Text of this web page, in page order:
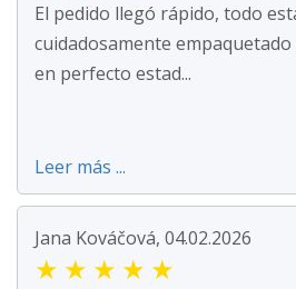
El pedido llegó rápido, todo
cuidadosamente empaquetado
en perfecto estad...
Leer más ...
Jana Kováčová, 04.02.2026
★ ★ ★ ★ ★